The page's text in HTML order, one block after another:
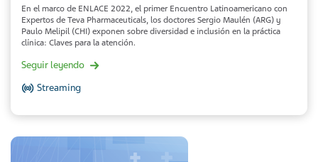
En el marco de ENLACE 2022, el primer Encuentro Latinoamericano con
Expertos de Teva Pharmaceuticals, los doctores Sergio Maulén (ARG) y
Paulo Melipil (CHI) exponen sobre diversidad e inclusión en la práctica
clínica: Claves para la atención.
Seguir leyendo
Streaming